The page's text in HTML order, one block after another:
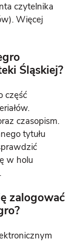
czytelnika
Więcej
Śląskiej?
część
czasopism.
tytułu
w holu
zalogować